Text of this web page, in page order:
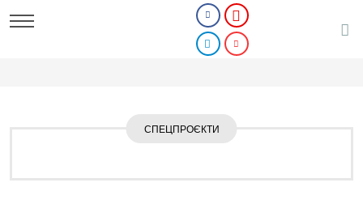
СПЕЦПРОЄКТИ